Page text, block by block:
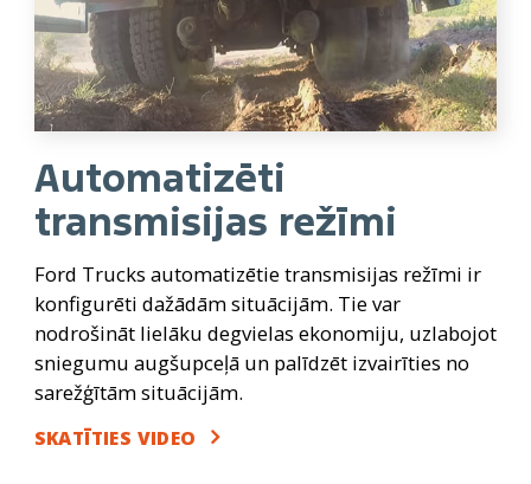
Automatizēti
transmisijas režīmi
Ford Trucks automatizētie transmisijas režīmi ir
konfigurēti dažādām situācijām. Tie var
nodrošināt lielāku degvielas ekonomiju, uzlabojot
sniegumu augšupceļā un palīdzēt izvairīties no
sarežģītām situācijām.
SKATĪTIES VIDEO